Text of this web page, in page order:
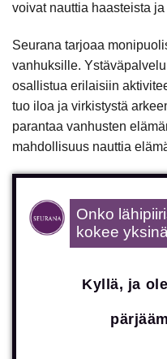
voivat nauttia haasteista
Seurana tarjoaa
vanhuksille.
osallistua erilaisiin
tuo iloa ja virkistystä
parantaa vanhusten
mahdollisuus nauttia
Onko
kokee
Kyllä, ja